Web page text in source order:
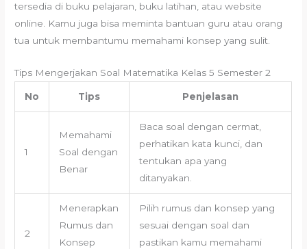
tersedia di buku pelajaran, buku latihan, atau website
online. Kamu juga bisa meminta bantuan guru atau orang
tua untuk membantumu memahami konsep yang sulit.
Tips Mengerjakan Soal Matematika Kelas 5 Semester 2
No Tips Penjelasan
1
Memahami
Soal dengan
Benar
Baca soal dengan cermat,
perhatikan kata kunci, dan
tentukan apa yang
ditanyakan.
2
Menerapkan
Rumus dan
Konsep
Pilih rumus dan konsep yang
sesuai dengan soal dan
pastikan kamu memahami